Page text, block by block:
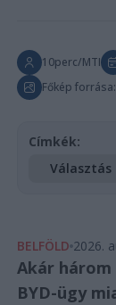
10perc/MTI
Főkép
Címkék:
Választás
BELFÖLD 2026.
Akár
BYD-ügy